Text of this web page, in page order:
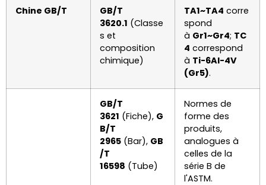
Chine GB/T
GB/T
3620.1 (Classe
s et
composition
chimique)
TA1~TA4 corre
spond
à Gr1~Gr4; TC
4 correspond
à Ti-6Al-4V
(Gr5).
GB/T
3621 (Fiche), G
B/T
2965 (Bar), GB
/T
16598 (Tube)
Normes de
forme des
produits,
analogues à
celles de la
série B de
l'ASTM.